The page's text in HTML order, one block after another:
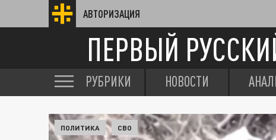
АВТОРИЗАЦИЯ
ПЕРВЫЙ
РУБРИКИ НОВОСТИ
ПОЛИТИКА СВО